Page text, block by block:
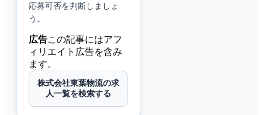
応募可否を判断しましょ
う。
広告この記事にはアフ
ィリエイト広告を含み
ます。
株式会社東葉物流の求
人一覧を検索する